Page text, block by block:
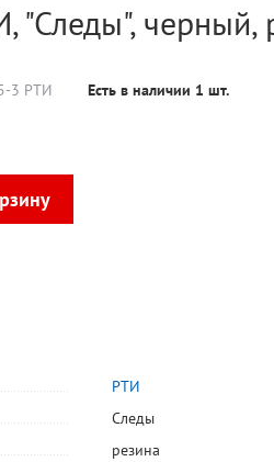
"Следы", черный,
3 РТИ Есть в наличии 1 шт.
РТИ
Следы
резина